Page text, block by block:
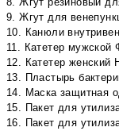
9. Жгут для
10. Канюли
11. Катетер мужской
12. Катетер женский
13. Пластырь
14. Маска защитная
15. Пакет для
16. Пакет для